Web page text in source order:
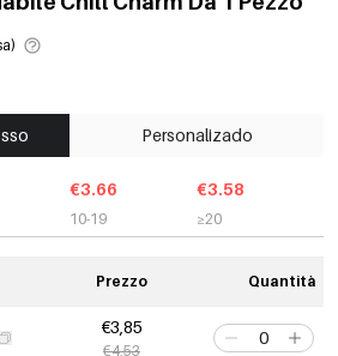
Personalizado
€3.66
10-19
€3.58
≥20
Prezzo Quantità
€3,85
€4,53